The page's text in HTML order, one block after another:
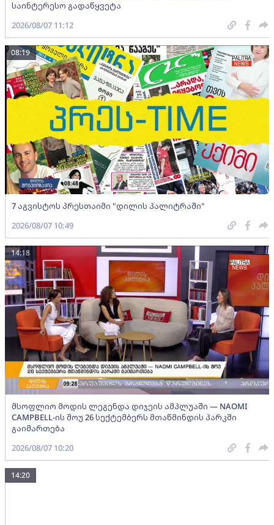
საინტერესო გადაწყვეტა
2026/08/07 11:12
7 აგვისტოს პრესთაიმი "დილის პალიტრაში"
08:19
2026/08/07 10:49
მსოფლიო მოდის ლეგენდა დიჯეის ამპლუაში — NAOMI
CAMPBELL-ის შოუ 26 სექტემბერს მთაწმინდის პარკში
გაიმართება
14:18
2026/08/07 10:20
14:20